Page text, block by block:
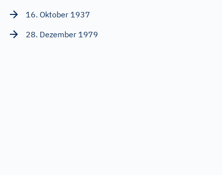
16. Oktober 1937
28. Dezember 1979